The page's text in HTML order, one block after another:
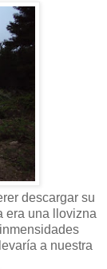
descargar su
era una llovizna
a nuestra